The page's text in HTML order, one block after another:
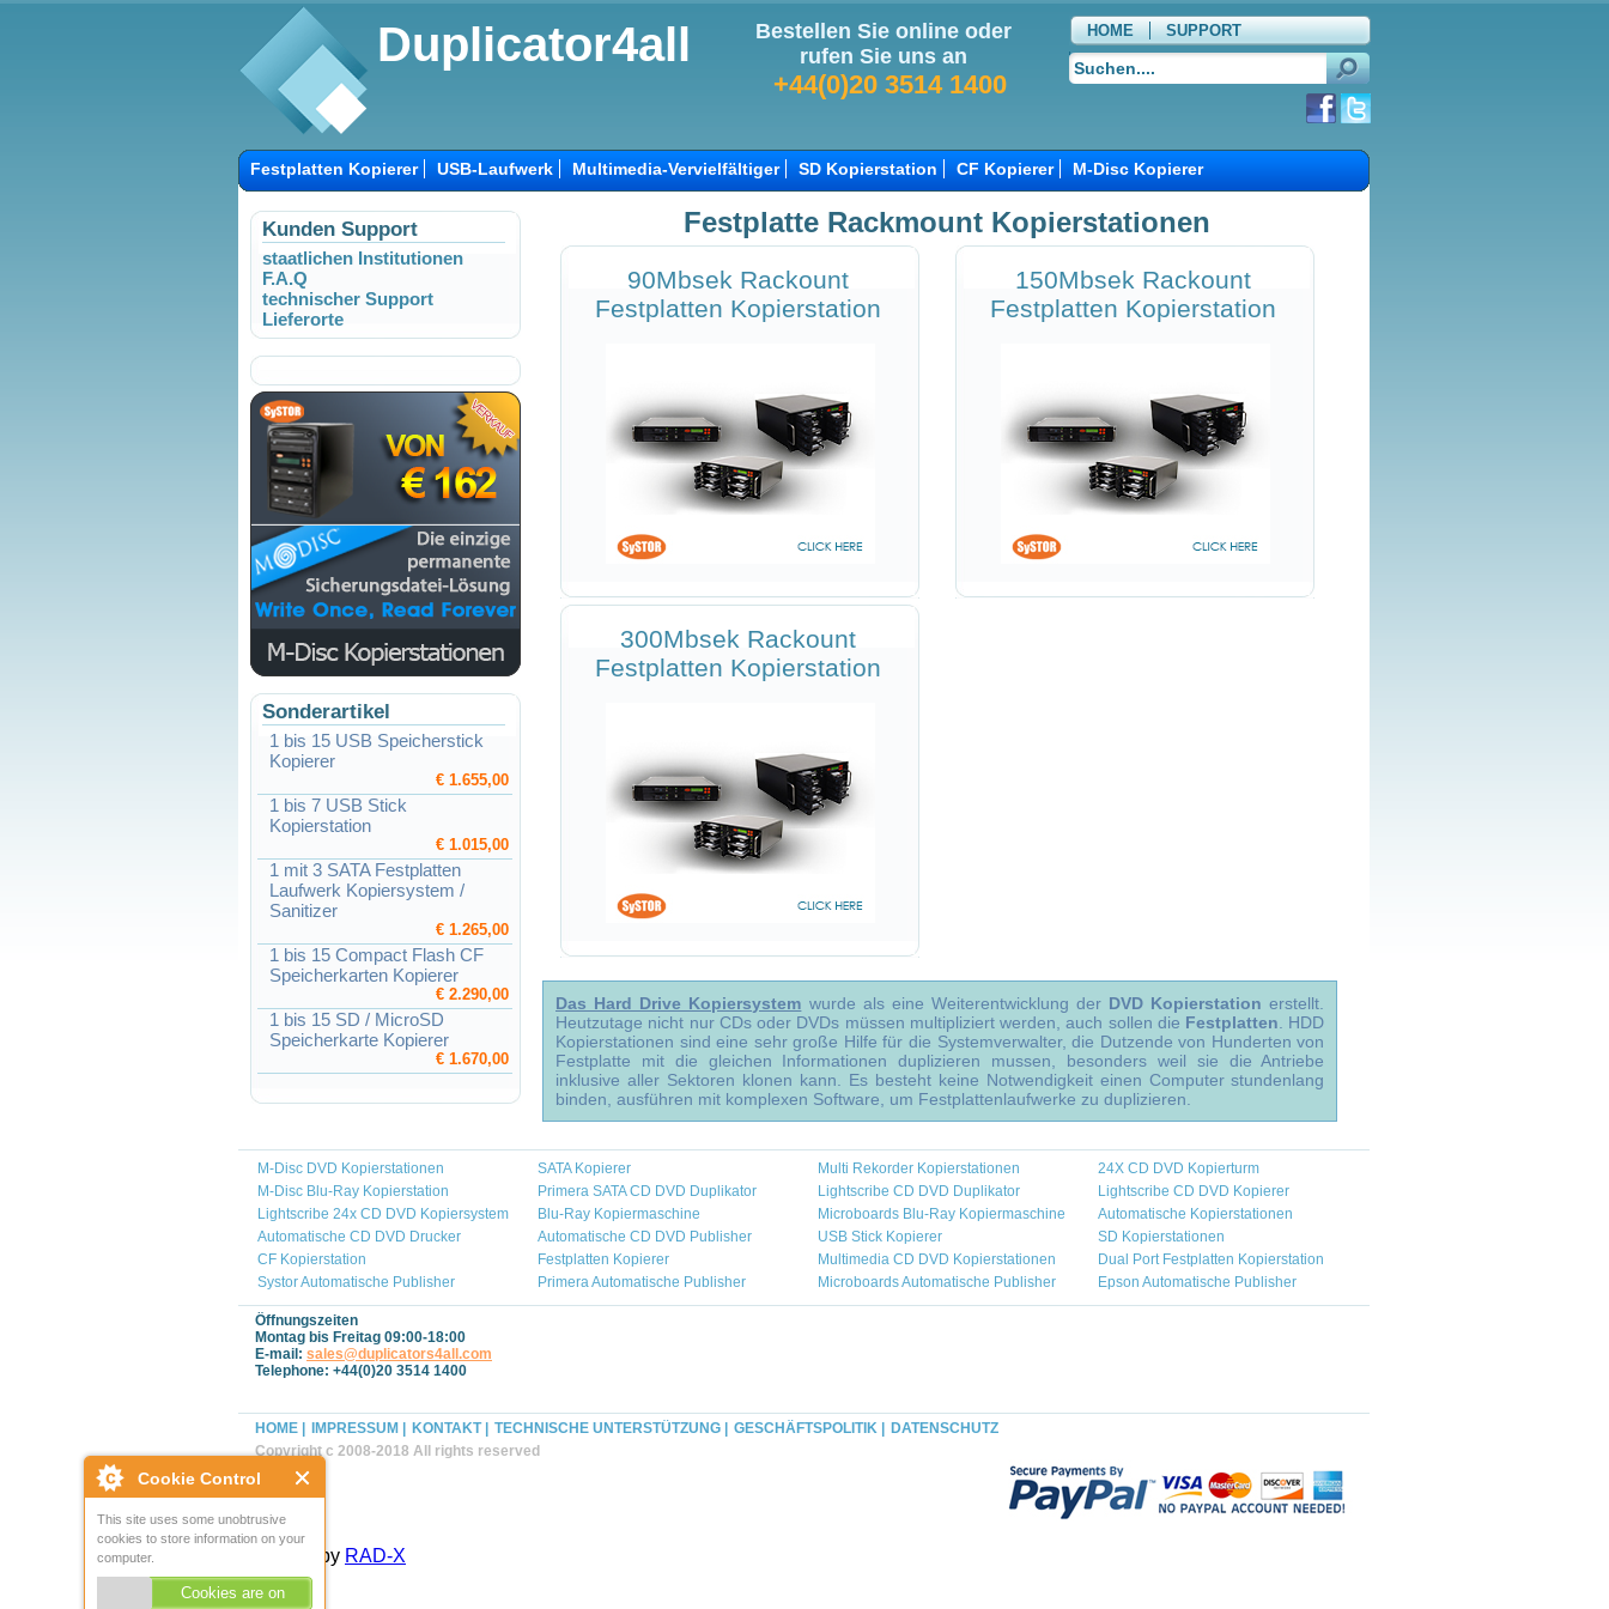
Cookie Control
This site uses some unobtrusive
cookies to store information on your
computer.
Cookies are on
Festplatte Rackmount Kopierstationen
90Mbsek Rackount
Festplatten Kopierstation
150Mbsek Rackount
Festplatten Kopierstation
300Mbsek Rackount
Festplatten Kopierstation
Das Hard Drive Kopiersystem wurde als eine Weiterentwicklung der DVD Kopierstation erstellt.
Heutzutage nicht nur CDs oder DVDs müssen multipliziert werden, auch sollen die Festplatten . HDD
Kopierstationen sind eine sehr große Hilfe für die Systemverwalter, die Dutzende von Hunderten von
Festplatte mit die gleichen Informationen duplizieren mussen, besonders weil sie die Antriebe
inklusive aller Sektoren klonen kann. Es besteht keine Notwendigkeit einen Computer stundenlang
binden, ausführen mit komplexen Software, um Festplattenlaufwerke zu duplizieren.
Kunden Support
staatlichen Institutionen
F.A.Q
technischer Support
Lieferorte
Sonderartikel
1 bis 15 USB Speicherstick
Kopierer
€ 1.655,00
1 bis 7 USB Stick
Kopierstation
€ 1.015,00
1 mit 3 SATA Festplatten
Laufwerk Kopiersystem /
Sanitizer
€ 1.265,00
1 bis 15 Compact Flash CF
Speicherkarten Kopierer
€ 2.290,00
1 bis 15 SD / MicroSD
Speicherkarte Kopierer
€ 1.670,00
M-Disc DVD Kopierstationen SATA Kopierer Multi Rekorder Kopierstationen
24X CD DVD Kopierturm
M-Disc Blu-Ray Kopierstation
Primera SATA CD DVD Duplikator Lightscribe CD DVD Duplikator
Lightscribe CD DVD Kopierer
Lightscribe 24x CD DVD Kopiersystem
Blu-Ray Kopiermaschine Microboards Blu-Ray Kopiermaschine
Automatische Kopierstationen
Automatische CD DVD Drucker
Automatische CD DVD Publisher USB Stick Kopierer
SD Kopierstationen
CF Kopierstation
Festplatten Kopierer Multimedia CD DVD Kopierstationen
Dual Port Festplatten Kopierstation
Systor Automatische Publisher
Primera Automatische Publisher Microboards Automatische Publisher Epson Automatische Publisher
Öffnungszeiten
Montag bis Freitag 09:00-18:00
E-mail: sales@duplicators4all.com
Telephone: +44(0)20 3514 1400
HOME | IMPRESSUM | KONTAKT | TECHNISCHE UNTERSTÜTZUNG | GESCHÄFTSPOLITIK |
DATENSCHUTZ
Copyright c 2008-2018 All rights reserved
Powered by RAD-X
Festplatten Kopierer USB-Laufwerk Multimedia-Vervielfältiger SD Kopierstation CF Kopierer M-Disc Kopierer
Duplicator4all
Bestellen Sie online oder
rufen Sie uns an
+44(0)20 3514 1400
HOME
SUPPORT
WARENKORB